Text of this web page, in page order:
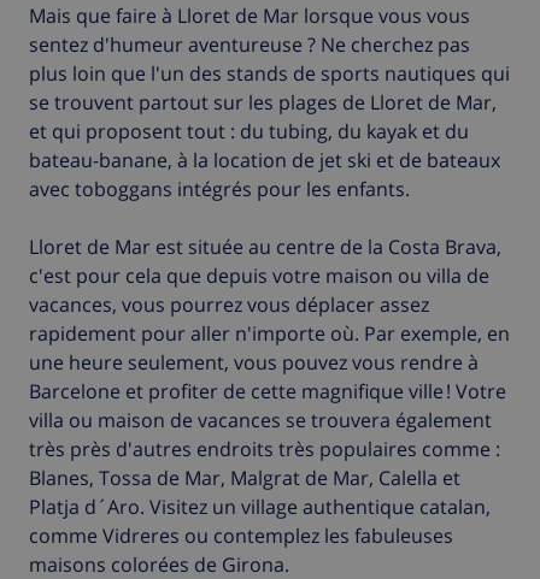
Mais que faire à Lloret de Mar lorsque vous vous
sentez d'humeur aventureuse ? Ne cherchez pas
plus loin que l'un des stands de sports nautiques qui
se trouvent partout sur les plages de Lloret de Mar,
et qui proposent tout : du tubing, du kayak et du
bateau-banane, à la location de jet ski et de bateaux
avec toboggans intégrés pour les enfants.
Lloret de Mar est située au centre de la Costa Brava,
c'est pour cela que depuis votre maison ou villa de
vacances, vous pourrez vous déplacer assez
rapidement pour aller n'importe où. Par exemple, en
une heure seulement, vous pouvez vous rendre à
Barcelone et profiter de cette magnifique ville ! Votre
villa ou maison de vacances se trouvera également
très près d'autres endroits très populaires comme :
Blanes, Tossa de Mar, Malgrat de Mar, Calella et
Platja d´Aro. Visitez un village authentique catalan,
comme Vidreres ou contemplez les fabuleuses
maisons colorées de Girona.